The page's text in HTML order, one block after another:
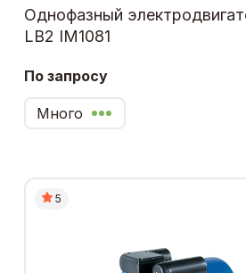
Однофазный
LB2 IM1081
По запросу
Много
5